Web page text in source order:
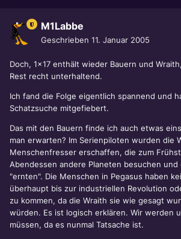
M1Labbe
Geschrieben 11. Januar 2005
Doch, 1x17 enthält wieder Bauern und
Rest recht unterhaltend.
Ich fand die Folge eigentlich spannend und
Schatzsuche mitgefiebert.
Das mit den Bauern finde ich auch etwas
man erwarten? Im Serienpiloten wurden die
Menschenfresser erschaffen, die zum
Abendessen andere Planeten besuchen und
"ernten". Die Menschen in Pegasus haben
überhaupt bis zur industriellen Revolution
zu kommen, da die Wraith sie wie gesagt
würden. Es ist logisch erklären. Wir werden
müssen, da es nunmal Tatsache ist.